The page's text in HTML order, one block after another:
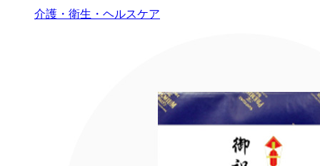
介護・衛生・ヘルスケア